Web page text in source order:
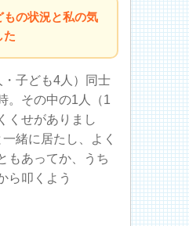
もの状況と私の気
た
子ども4人）同士
。その中の1人（1
くせがありまし
緒に居たし、よく
もあってか、うち
ら叩くよう